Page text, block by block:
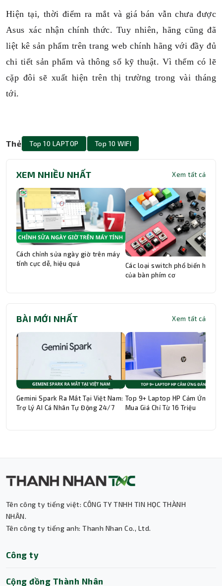
Hiện tại, thời điểm ra mắt và giá bán vẫn chưa được
Asus xác nhận chính thức. Tuy nhiên, hãng cũng đã
liệt kê sản phẩm trên trang web chính hãng với đầy đủ
chi tiết sản phẩm và thông số kỹ thuật. Vì thếm có lẽ
cặp đôi sẽ xuất hiện trên thị trường trong vài tháng
tới.
Thẻ Top 10 LAPTOP Top 10 WIFI
XEM NHIỀU NHẤT Xem tất cả
Cách chỉnh sửa ngày giờ trên máy
tính cực dễ, hiệu quả
Các loại switch phổ biến hiện
của bàn phím cơ
BÀI MỚI NHẤT Xem tất cả
Gemini Spark Ra Mắt Tại Việt Nam:
Trợ Lý AI Cá Nhân Tự Động 24/7
Top 9+ Laptop HP Cảm Ứng
Mua Giá Chỉ Từ 16 Triệu
Tên công ty tiếng việt: CÔNG TY TNHH TIN HỌC THÀNH
NHÂN.
Tên công ty tiếng anh: Thanh Nhan Co., Ltd.
Công ty
Cộng đồng Thành Nhân